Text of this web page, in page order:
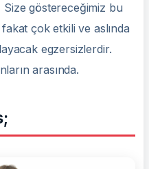
Size göstereceğimiz bu
çok etkili ve aslında
egzersizlerdir.
arasında.